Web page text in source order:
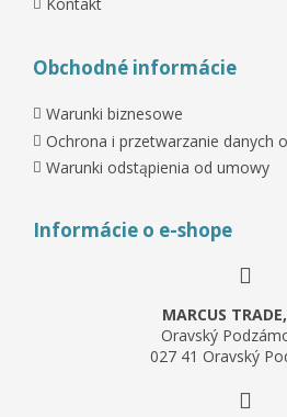
Obchodné informácie
Warunki biznesowe
Ochrona i przetwarzanie danych
Warunki odstąpienia od umowy
Informácie o e-shope
MARCUS
Oravský
027 41 Oravský